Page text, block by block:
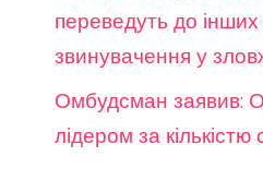
переведуть до інших
звинувачення у
Омбудсман заявив:
лідером за